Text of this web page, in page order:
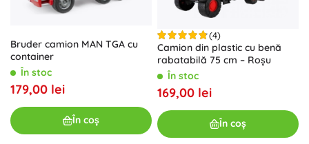
Bruder camion MAN TGA cu
container
În stoc
179,00 lei
În coș
(4)
Camion din plastic cu benă
rabatabilă 75 cm – Roșu
În stoc
169,00 lei
În coș